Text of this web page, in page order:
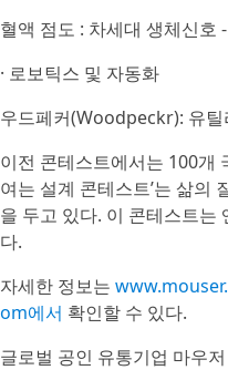
혈액 점도 : 차세대 생체신호
· 로보틱스 및 자동화
우드페커(Woodpeckr): 유틸
이전 콘테스트에서는 100개
여는 설계 콘테스트’는 삶의
을 두고 있다. 이 콘테스트는
다.
자세한 정보는
om에서 확인할 수 있다.
글로벌 공인 유통기업 마우